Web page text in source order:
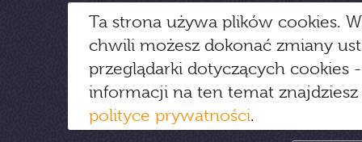
Ta strona używa plików cookies.
chwili możesz dokonać zmiany
przeglądarki dotyczących cookies
informacji na ten temat
polityce prywatności.